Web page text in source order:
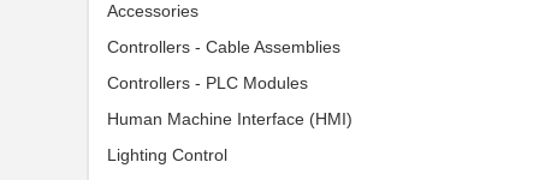
Accessories
Controllers - Cable Assemblies
Controllers - PLC Modules
Human Machine Interface (HMI)
Lighting Control